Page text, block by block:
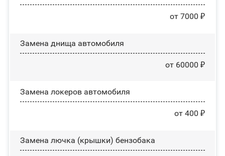
от 7000 ₽
Замена днища автомобиля
от 60000 ₽
Замена лoĸepoв автомобиля
от 400 ₽
Замена лючка (крышки) бензобака